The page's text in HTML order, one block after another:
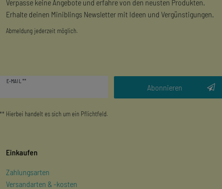
Verpasse keine Angebote und erfahre von den neusten Produkten.
Erhalte deinen Miniblings Newsletter mit Ideen und Vergünstigungen.
Abmeldung jederzeit möglich.
E-MAIL **
Abonnieren
** Hierbei handelt es sich um ein Pflichtfeld.
Einkaufen
Zahlungsarten
Versandarten & -kosten